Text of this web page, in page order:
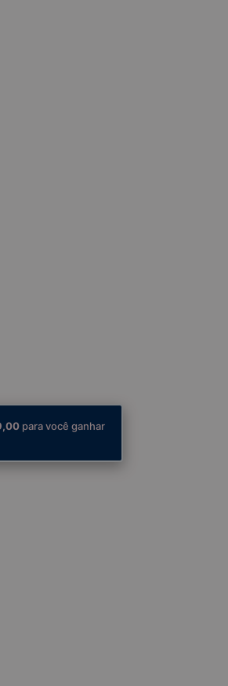
para você ganhar